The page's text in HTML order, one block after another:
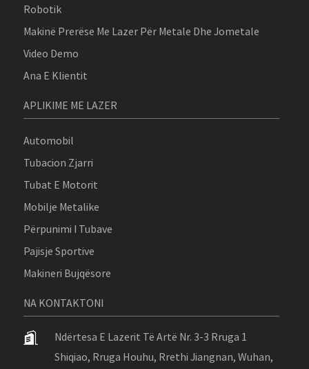
Robotik
Makinë Prerëse Me Lazer Për Metale Dhe Jometale
Video Demo
Ana E Klientit
APLIKIME ME LAZER
Automobil
Tubacion Zjarri
Tubat E Motorit
Mobilje Metalike
Përpunimi I Tubave
Pajisje Sportive
Makineri Bujqësore
NA KONTAKTONI
Ndërtesa E Lazerit Të Artë Nr. 3-3 Rruga 1
Shiqiao, Rruga Houhu, Rrethi Jiangnan, Wuhan,